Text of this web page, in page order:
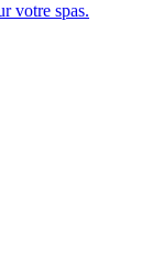
votre spas.